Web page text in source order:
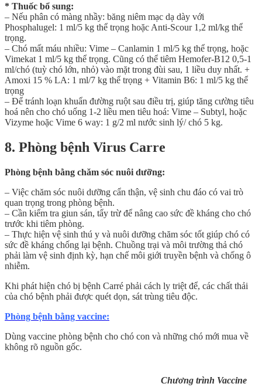
* Thuốc bổ sung:
– Nếu phân có màng nhầy: băng niêm mạc dạ dày với
Phosphalugel: 1 ml/5 kg thể trọng hoặc Anti-Scour 1,2 ml/kg thể
trọng.
– Chó mất máu nhiều: Vime – Canlamin 1 ml/5 kg thể trọng, hoặc
Vimekat 1 ml/5 kg thể trọng. Cũng có thể tiêm Hemofer-B12 0,5-1
ml/chó (tuỳ chó lớn, nhỏ) vào mặt trong đùi sau, 1 liều duy nhất. +
Amoxi 15 % LA: 1 ml/7 kg thể trọng + Vitamin B6: 1 ml/5 kg thể
trọng
– Để tránh loạn khuẩn đường ruột sau điều trị, giúp tăng cường tiêu
hoá nên cho chó uống 1-2 liều men tiêu hoá: Vime – Subtyl, hoặc
Vizyme hoặc Vime 6 way: 1 g/2 ml nước sinh lý/ chó 5 kg.
8. Phòng bệnh Virus Carre
Phòng bệnh bằng chăm sóc nuôi dưỡng:
– Việc chăm sóc nuôi dưỡng cẩn thận, vệ sinh chu đáo có vai trò
quan trọng trong phòng bệnh.
– Cần kiểm tra giun sán, tẩy trừ để nâng cao sức đề kháng cho chó
trước khi tiêm phòng.
– Thực hiện vệ sinh thú y và nuôi dưỡng chăm sóc tốt giúp chó có
sức đề kháng chống lại bệnh. Chuồng trại và môi trường thả chó
phải làm vệ sinh định kỳ, hạn chế môi giới truyền bệnh và chống ô
nhiễm.
Khi phát hiện chó bị bệnh Carré phải cách ly triệt để, các chất thải
của chó bệnh phải được quét dọn, sát trùng tiêu độc.
Phòng bệnh bằng vaccine:
Dùng vaccine phòng bệnh cho chó con và những chó mới mua về
không rõ nguồn gốc.
Chương trình Vaccine